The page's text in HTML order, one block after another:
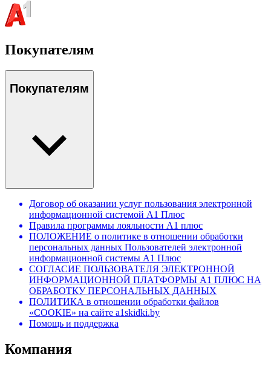
Покупателям
Покупателям
Договор об оказании услуг пользования электронной
информационной системой А1 Плюс
Правила программы лояльности А1 плюс
ПОЛОЖЕНИЕ о политике в отношении обработки
персональных данных Пользователей электронной
информационной системы А1 Плюс
СОГЛАСИЕ ПОЛЬЗОВАТЕЛЯ ЭЛЕКТРОННОЙ
ИНФОРМАЦИОННОЙ ПЛАТФОРМЫ А1 ПЛЮС НА
ОБРАБОТКУ ПЕРСОНАЛЬНЫХ ДАННЫХ
ПОЛИТИКА в отношении обработки файлов
«COOKIE» на сайте a1skidki.by
Помощь и поддержка
Компания